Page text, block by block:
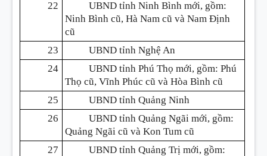
22
UBND tỉnh Ninh Bình mới, gồm:
Ninh Bình cũ, Hà Nam cũ và Nam Định
cũ
23
UBND tỉnh Nghệ An
24
UBND tỉnh Phú Thọ mới, gồm: Phú
Thọ cũ, Vĩnh Phúc cũ và Hòa Bình cũ
25
UBND tỉnh Quảng Ninh
26
UBND tỉnh Quảng Ngãi mới, gồm:
Quảng Ngãi cũ và Kon Tum cũ
27
UBND tỉnh Quảng Trị mới, gồm: